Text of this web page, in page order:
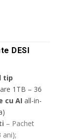
DESI
tip
1TB – 36
cu AI all-in-
– Pachet
ani);